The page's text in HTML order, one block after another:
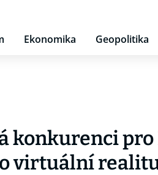
Ekonomika Geopolitika
konkurenci
virtuální